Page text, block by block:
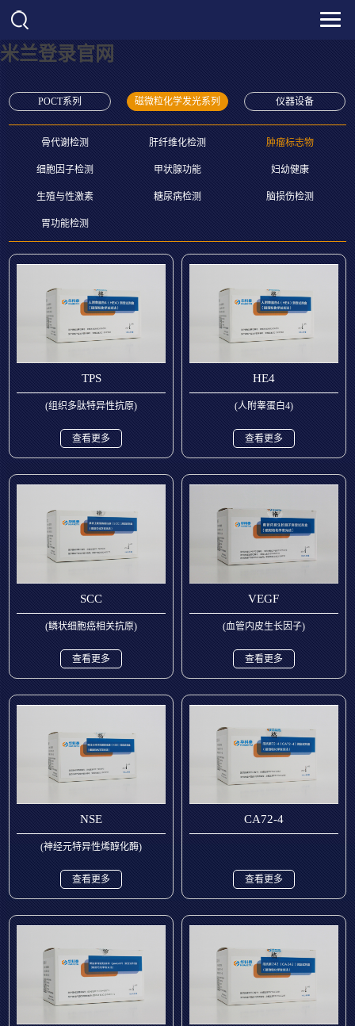
米兰登录官网
POCT系列 磁微粒化学发光系列 仪器设备
骨代谢检测 肝纤维化检测 肿瘤标志物
细胞因子检测 甲状腺功能 妇幼健康
生殖与性激素 糖尿病检测 脑损伤检测
胃功能检测
TPS
(组织多肽特异性抗原)
查看更多
HE4
(人附睾蛋白4)
查看更多
SCC
(鳞状细胞癌相关抗原)
查看更多
VEGF
(血管内皮生长因子)
查看更多
NSE
(神经元特异性烯醇化酶)
查看更多
CA72-4
查看更多